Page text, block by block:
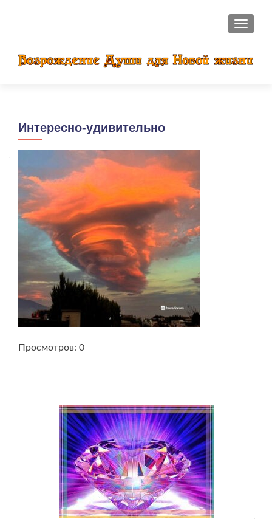
Интересно-удивительно
Просмотров: 0